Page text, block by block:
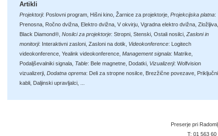
Artikli
Projektorji: Poslovni program Hišni kino Žarnice za projektorje Projekcijska platna:
Prenosna Ročno dvižna Elektro dvižna V okvirju Vgradna elektro dvižna Zložljiva
Black Diamond® Nosilci za projektorje: Stropni Stenski Ostali nosilci Zasloni in
monitorji: Interaktivni zasloni Zasloni na dotik Videokonference: Logitech
videokonference Yealink videokonference Management signala: Matrike
Podaljševalniki signala Table: Bele magnetne Dodatki Vizualizerji: Wolfvision
vizualizerji Dodatna oprema: Deli za stropne nosilce Brezžične povezave Priključni
kabli Daljinski upravljalci
Preserje pri
T: 01 563 60